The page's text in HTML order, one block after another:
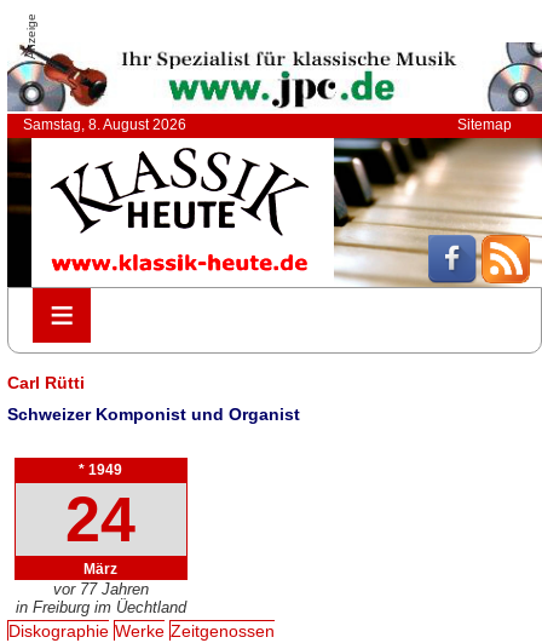
Anzeige
Samstag, 8. August 2026 Sitemap
≡
≡
Carl Rütti
Schweizer Komponist und Organist
* 1949
24
März
vor 77 Jahren
in Freiburg im Üechtland
Diskographie Werke Zeitgenossen